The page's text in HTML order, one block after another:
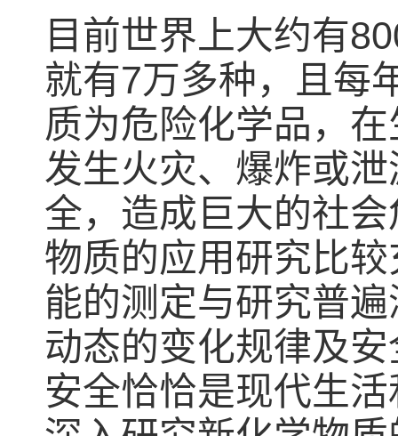
目前世界上大约有
就有7万多种，且每
质为危险化学品，
发生火灾、爆炸或
全，造成巨大的社
物质的应用研究比
能的测定与研究普
动态的变化规律及
安全恰恰是现代生